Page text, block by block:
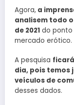
Agora, a
analisem todo
de 2021 do ponto
mercado erótico.
A pesquisa
dia, pois temos
veículos de
desses dados.